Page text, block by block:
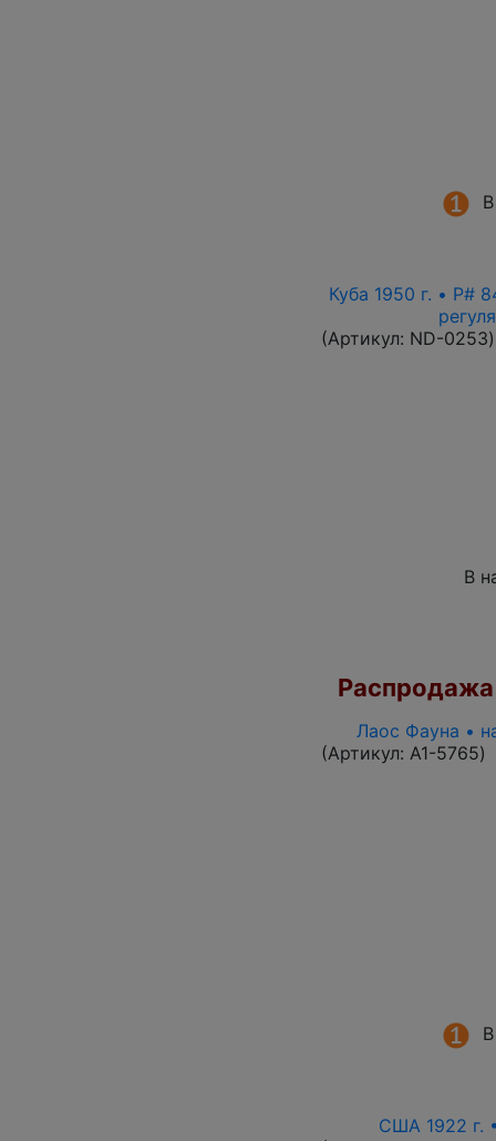
Куба 1950 г. • P#
(Артикул: ND-0253)
В
Распродажа
Лаос Фауна •
(Артикул: A1-5765)
США 1922 г.